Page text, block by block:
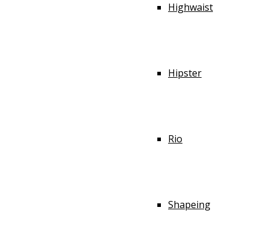
Highwaist
Hipster
Rio
Shapeing